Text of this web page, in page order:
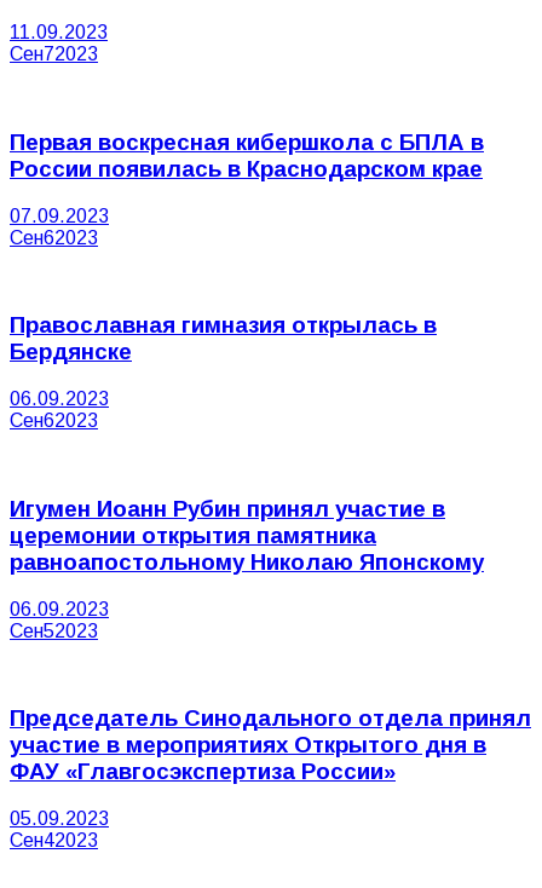
11.09.2023
Сен72023
Первая воскресная кибершкола с БПЛА в
России появилась в Краснодарском крае
07.09.2023
Сен62023
Православная гимназия открылась в
Бердянске
06.09.2023
Сен62023
Игумен Иоанн Рубин принял участие в
церемонии открытия памятника
равноапостольному Николаю Японскому
06.09.2023
Сен52023
Председатель Синодального отдела принял
участие в мероприятиях Открытого дня в
ФАУ «Главгосэкспертиза России»
05.09.2023
Сен42023